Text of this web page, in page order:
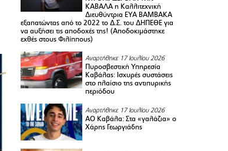
ΚΑΒΑΛΑ η Καλλιτεχνική
Διευθύντρια ΕΥΑ ΒΑΜΒΑΚΑ
εξαπατώντας από το 2022 το Δ.Σ. του ΔΗΠΕΘΕ για
να αυξήσει τις αποδοχές της! (Αποδοκιμάστηκε
εχθές στους Φιλίππους)
Αναρτήθηκε 17 Ιουλίου 2026
Πυροσβεστική Υπηρεσία
Καβάλας: Ισχυρές συστάσεις
στο πλαίσιο της αντιπυρικής
περιόδου
Αναρτήθηκε 17 Ιουλίου 2026
ΑΟ Καβάλα: Στα «γαλάζια» ο
Χάρης Γεωργιάδης